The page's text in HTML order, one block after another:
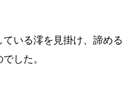
いる澪を見掛け、諦める
した。